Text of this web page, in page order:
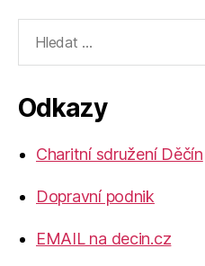
vyhledávání:
Odkazy
Charitní sdružení Děčín
Dopravní podnik
EMAIL na decin.cz